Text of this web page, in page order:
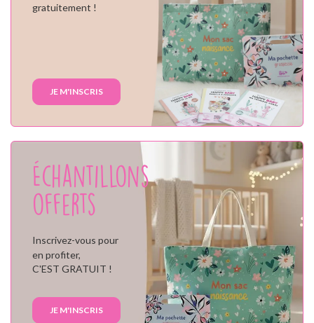
gratuitement !
JE M'INSCRIS
Échantillons
offerts
Inscrivez-vous pour
en profiter,
C'EST GRATUIT !
JE M'INSCRIS